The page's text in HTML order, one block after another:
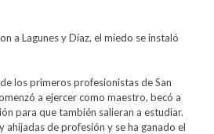
a Lagunes y Díaz, el miedo se instaló
los primeros profesionistas de San
a ejercer como maestro, becó a
para que también salieran a estudiar.
ahijadas de profesión y se ha ganado el